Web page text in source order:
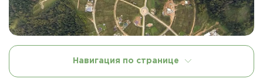
Навигация по странице